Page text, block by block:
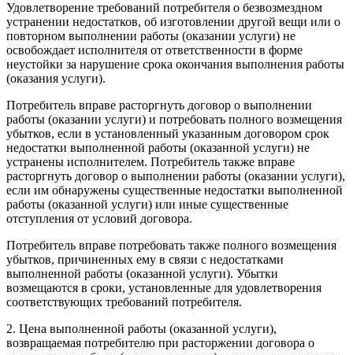
Удовлетворение требований потребителя о безвозмездном
устранении недостатков, об изготовлении другой вещи или о
повторном выполнении работы (оказании услуги) не
освобождает исполнителя от ответственности в форме
неустойки за нарушение срока окончания выполнения работы
(оказания услуги).
Потребитель вправе расторгнуть договор о выполнении
работы (оказании услуги) и потребовать полного возмещения
убытков, если в установленный указанным договором срок
недостатки выполненной работы (оказанной услуги) не
устранены исполнителем. Потребитель также вправе
расторгнуть договор о выполнении работы (оказании услуги),
если им обнаружены существенные недостатки выполненной
работы (оказанной услуги) или иные существенные
отступления от условий договора.
Потребитель вправе потребовать также полного возмещения
убытков, причиненных ему в связи с недостатками
выполненной работы (оказанной услуги). Убытки
возмещаются в сроки, установленные для удовлетворения
соответствующих требований потребителя.
2. Цена выполненной работы (оказанной услуги),
возвращаемая потребителю при расторжении договора о